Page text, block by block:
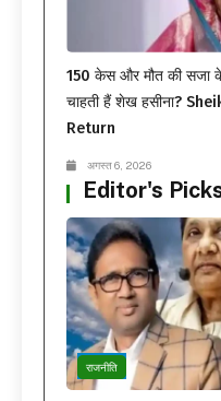
150 केस और मौत की सजा के
चाहती हैं शेख हसीना?
Return
अगस्त 6, 2026
Editor's
राजनीति